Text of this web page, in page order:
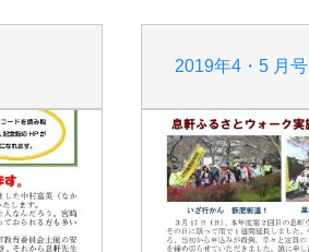
2019年4・5 月号